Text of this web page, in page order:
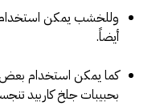
وللخشب يمكن
أيضاً.
كما يمكن استخدام
بحبيبات جلخ كاربيد